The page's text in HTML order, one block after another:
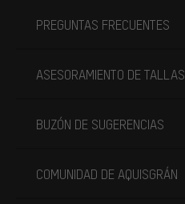
PREGUNTAS FRECUENTES
ASESORAMIENTO DE TALLAS
BUZÓN DE SUGERENCIAS
COMUNIDAD DE AQUISGRÁN